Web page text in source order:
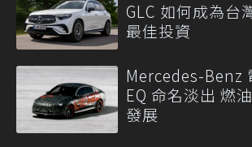
GLC 如何成為台
最佳投資
Mercedes-Benz
EQ 命名淡出 燃
發展